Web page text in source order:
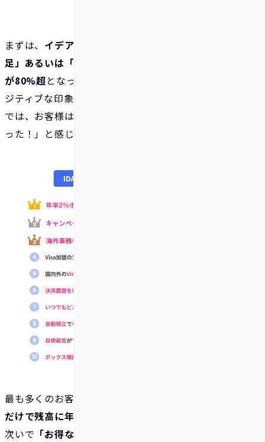
まずは、 イデアの満足度
足」あるいは「やや満足」と回答いただいたお客様
が80%超となっており、大半のお客様がイデアにポ
ジティブな印象を持っていることがわかります。それ
では、お客様はイデアのどういった点に「使って良か
った！」と感じているのでしょうか？
最も多くのお客様に支持されているのが
だけで残高に年率2%ボーナスを受け取れるから」
次いで 「お得なキャンペーンボーナスが受け取れるか